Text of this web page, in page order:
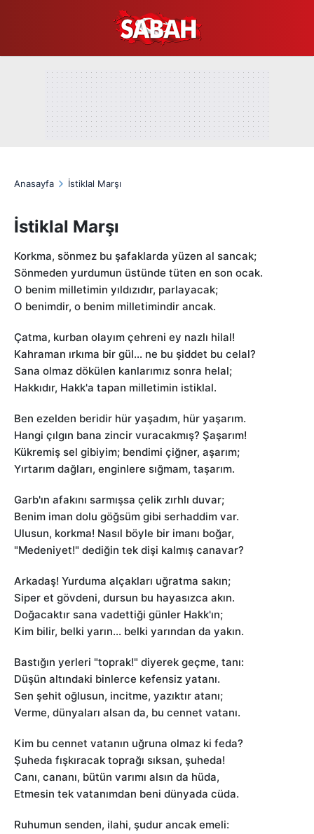
Anasayfa İstiklal Marşı
İstiklal Marşı
Korkma, sönmez bu şafaklarda yüzen al sancak;
Sönmeden yurdumun üstünde tüten en son ocak.
O benim milletimin yıldızıdır, parlayacak;
O benimdir, o benim milletimindir ancak.
Çatma, kurban olayım çehreni ey nazlı hilal!
Kahraman ırkıma bir gül… ne bu şiddet bu celal?
Sana olmaz dökülen kanlarımız sonra helal;
Hakkıdır, Hakk'a tapan milletimin istiklal.
Ben ezelden beridir hür yaşadım, hür yaşarım.
Hangi çılgın bana zincir vuracakmış? Şaşarım!
Kükremiş sel gibiyim; bendimi çiğner, aşarım;
Yırtarım dağları, enginlere sığmam, taşarım.
Garb'ın afakını sarmışsa çelik zırhlı duvar;
Benim iman dolu göğsüm gibi serhaddim var.
Ulusun, korkma! Nasıl böyle bir imanı boğar,
"Medeniyet!" dediğin tek dişi kalmış canavar?
Arkadaş! Yurduma alçakları uğratma sakın;
Siper et gövdeni, dursun bu hayasızca akın.
Doğacaktır sana vadettiği günler Hakk'ın;
Kim bilir, belki yarın… belki yarından da yakın.
Bastığın yerleri "toprak!" diyerek geçme, tanı:
Düşün altındaki binlerce kefensiz yatanı.
Sen şehit oğlusun, incitme, yazıktır atanı;
Verme, dünyaları alsan da, bu cennet vatanı.
Kim bu cennet vatanın uğruna olmaz ki feda?
Şuheda fışkıracak toprağı sıksan, şuheda!
Canı, cananı, bütün varımı alsın da hüda,
Etmesin tek vatanımdan beni dünyada cüda.
Ruhumun senden, ilahi, şudur ancak emeli: